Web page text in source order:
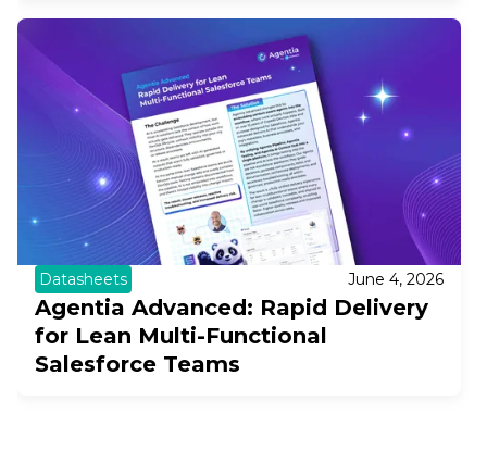
Datasheets June 4, 2026
Agentia Advanced: Rapid Delivery
for Lean Multi-Functional
Salesforce Teams